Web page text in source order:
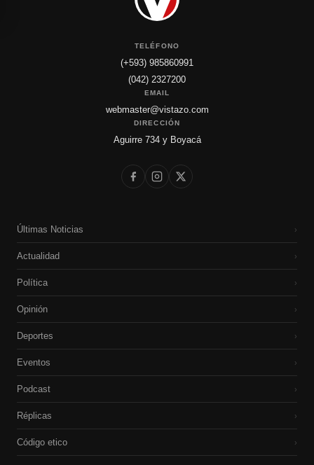
TELÉFONO
(+593) 985860991
(042) 2327200
EMAIL
webmaster@vistazo.com
DIRECCIÓN
Aguirre 734 y Boyacá
Últimas Noticias ›
Actualidad ›
Política ›
Opinión ›
Deportes ›
Eventos ›
Podcast ›
Réplicas ›
Código etico ›